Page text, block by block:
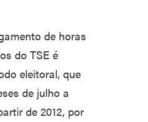
de horas
do TSE é
eleitoral, que
de julho a
de 2012, por